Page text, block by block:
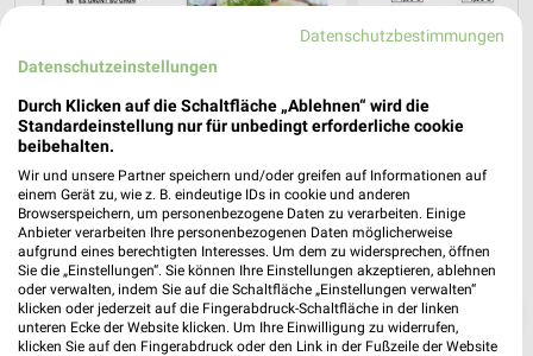
Datenschutzbestimmungen
Datenschutzeinstellungen
Durch Klicken auf die Schaltfläche „Ablehnen“ wird die
Standardeinstellung nur für unbedingt erforderliche cookie
beibehalten.
Wir und unsere Partner speichern und/oder greifen auf Informationen auf
einem Gerät zu, wie z. B. eindeutige IDs in cookie und anderen
Browserspeichern, um personenbezogene Daten zu verarbeiten. Einige
Anbieter verarbeiten Ihre personenbezogenen Daten möglicherweise
aufgrund eines berechtigten Interesses. Um dem zu widersprechen, öffnen
Sie die „Einstellungen“. Sie können Ihre Einstellungen akzeptieren, ablehnen
oder verwalten, indem Sie auf die Schaltfläche „Einstellungen verwalten“
klicken oder jederzeit auf die Fingerabdruck-Schaltfläche in der linken
unteren Ecke der Website klicken. Um Ihre Einwilligung zu widerrufen,
klicken Sie auf den Fingerabdruck oder den Link in der Fußzeile der Website